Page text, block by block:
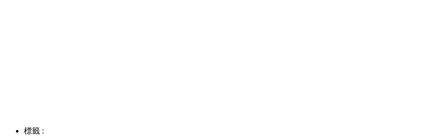
標籤 :